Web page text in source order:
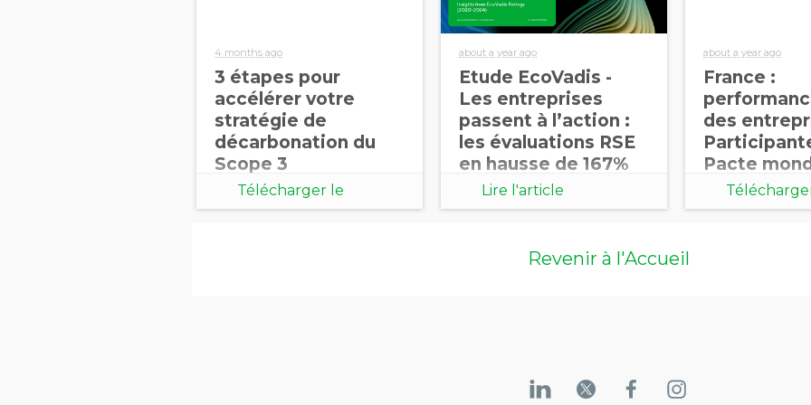
4 months ago
3 étapes pour
accélérer votre
stratégie de
décarbonation du
Scope 3
Télécharger le
about a year ago
Etude EcoVadis -
Les entreprises
passent à l’action :
les évaluations RSE
en hausse de 167%
dans le monde
Lire l'article
about a year ago
France :
des
Pacte
Nations
Revenir à l'Accueil